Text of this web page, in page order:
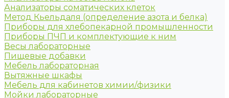
Анализаторы соматических клеток
Метод Кьельдаля (определение азота и белка)
Приборы для хлебопекарной промышленности
Приборы ПЧП и комплектующие к ним
Весы лабораторные
Пищевые добавки
Мебель лабораторная
Вытяжные шкафы
Мебель для кабинетов химии/физики
Мойки лабораторные